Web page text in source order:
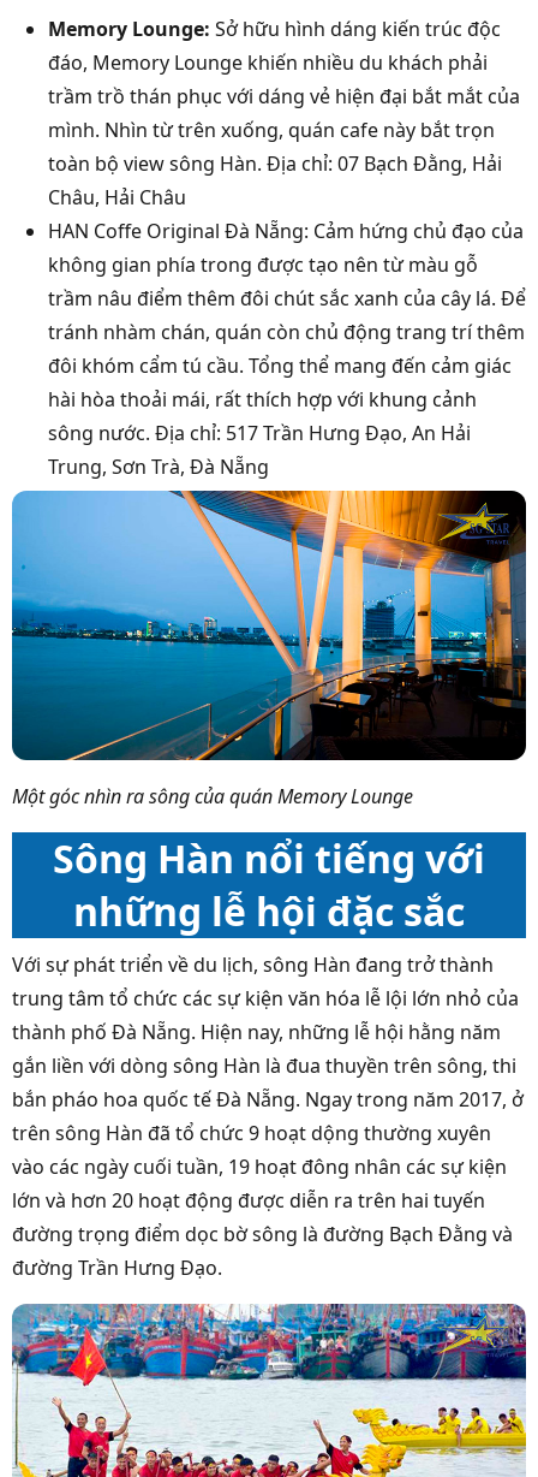
Memory Lounge: Sở hữu hình dáng kiến trúc độc
đáo, Memory Lounge khiến nhiều du khách phải
trầm trồ thán phục với dáng vẻ hiện đại bắt mắt của
mình. Nhìn từ trên xuống, quán cafe này bắt trọn
toàn bộ view sông Hàn. Địa chỉ: 07 Bạch Đằng, Hải
Châu, Hải Châu
HAN Coffe Original Đà Nẵng: Cảm hứng chủ đạo của
không gian phía trong được tạo nên từ màu gỗ
trầm nâu điểm thêm đôi chút sắc xanh của cây lá. Để
tránh nhàm chán, quán còn chủ động trang trí thêm
đôi khóm cẩm tú cầu. Tổng thể mang đến cảm giác
hài hòa thoải mái, rất thích hợp với khung cảnh
sông nước. Địa chỉ: 517 Trần Hưng Đạo, An Hải
Trung, Sơn Trà, Đà Nẵng
Một góc nhìn ra sông của quán Memory Lounge
Sông Hàn nổi tiếng với
những lễ hội đặc sắc
Với sự phát triển về du lịch, sông Hàn đang trở thành
trung tâm tổ chức các sự kiện văn hóa lễ lội lớn nhỏ của
thành phố Đà Nẵng. Hiện nay, những lễ hội hằng năm
gắn liền với dòng sông Hàn là đua thuyền trên sông, thi
bắn pháo hoa quốc tế Đà Nẵng. Ngay trong năm 2017, ở
trên sông Hàn đã tổ chức 9 hoạt dộng thường xuyên
vào các ngày cuối tuần, 19 hoạt đông nhân các sự kiện
lớn và hơn 20 hoạt động được diễn ra trên hai tuyến
đường trọng điểm dọc bờ sông là đường Bạch Đằng và
đường Trần Hưng Đạo.